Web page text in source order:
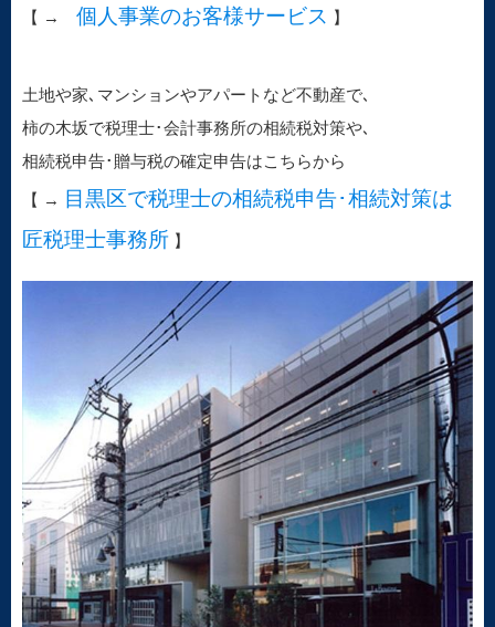
【 → 個人事業のお客様サービス 】
土地や家､マンションやアパートなど不動産で､
柿の木坂で税理士･会計事務所の相続税対策や､
相続税申告･贈与税の確定申告はこちらから
【 →
目黒区で税理士の相続税申告･相続対策は
匠税理士事務所 】